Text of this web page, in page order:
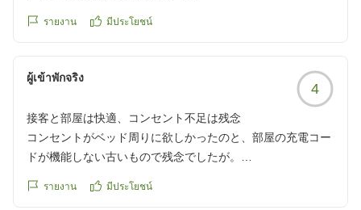
reviewId=33123478379296
รายงาน มีประโยชน์
ผู้เข้าพักจริง
4
接客と部屋は快適、コンセント不足は残念
コンセントがベッド周りに欲しかったのと、部屋の充電コー
ドが機能しない古いもので残念でしたが。
目の前がいかがわしいお店多いけど、便利な場所でもあるの
รายงาน มีประโยชน์